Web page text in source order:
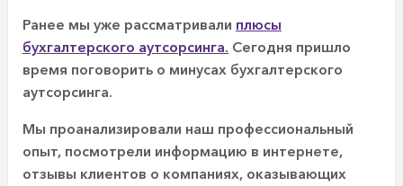
Ранее мы уже рассматривали плюсы
бухгалтерского аутсорсинга. Сегодня пришло
время поговорить о минусах бухгалтерского
аутсорсинга.
Мы проанализировали наш профессиональный
опыт, посмотрели информацию в интернете,
отзывы клиентов о компаниях, оказывающих